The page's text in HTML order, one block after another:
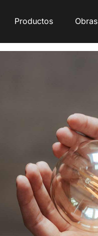
Productos Obras